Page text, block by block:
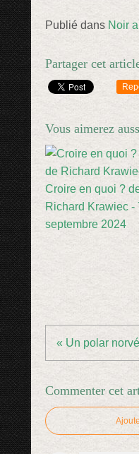
Publié dans Noir
Partager cet
Vous aimerez
Croire en quoi ?
Richard Krawiec -
septembre 2024
« Un polar
Commenter cet